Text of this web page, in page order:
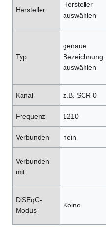
Hersteller
Hersteller
auswählen
Typ
genaue
Bezeichnung
auswählen
Kanal z.B. SCR 0
Frequenz 1210
Verbunden nein
Verbunden
mit
DiSEqC-
Modus
Keine